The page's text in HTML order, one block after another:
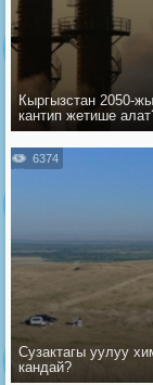
Кыргызстан 2050-
кантип жетише
6374
Сузактагы уулуу
кандай?